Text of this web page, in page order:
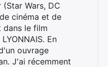
Wars, DC
cinéma et de
dans le film
En
ouvrage
J'ai récemment